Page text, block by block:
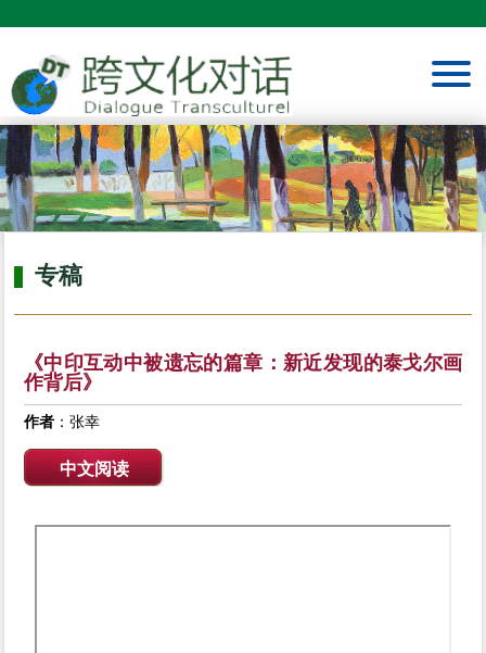
专稿
《中印互动中被遗忘的篇章：新近发现的泰戈尔画
作背后》
作者：张幸
中文阅读